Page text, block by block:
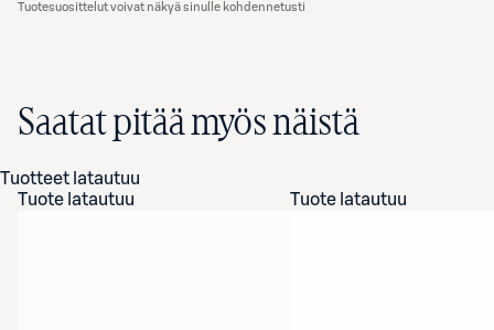
Tuotesuosittelut voivat näkyä sinulle kohdennetusti
Saatat pitää myös näistä
Tuotteet latautuu
Tuote latautuu
Tuote latautuu